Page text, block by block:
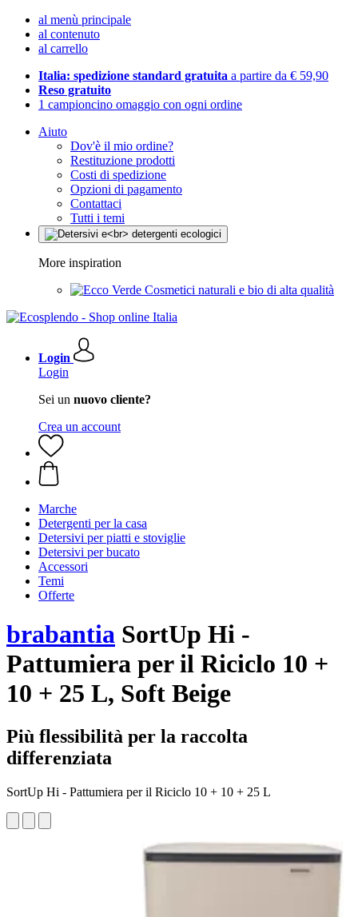
al menù principale
al contenuto
al carrello
Italia: spedizione standard gratuita a partire da € 59,90
Reso gratuito
1 campioncino omaggio con ogni ordine
Aiuto
Dov'è il mio ordine?
Restituzione prodotti
Costi di spedizione
Opzioni di pagamento
Contattaci
Tutti i temi
More inspiration
Cosmetici naturali e bio di alta qualità
Login
Login
Sei un nuovo cliente?
Crea un account
Marche
Detergenti per la casa
Detersivi per piatti e stoviglie
Detersivi per bucato
Accessori
Temi
Offerte
brabantia SortUp Hi -
Pattumiera per il Riciclo 10 +
10 + 25 L, Soft Beige
Più flessibilità per la raccolta
differenziata
SortUp Hi - Pattumiera per il Riciclo 10 + 10 + 25 L